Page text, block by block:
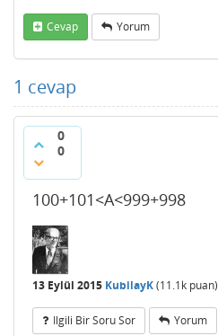
Cevap Yorum
1 cevap
0
0
100+101<A<999+998
13 Eylül 2015 KubilayK(11.1k puan)
Ilgili Bir Soru Sor Yorum